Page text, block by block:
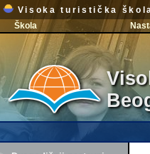
Visoka turistička
Škola